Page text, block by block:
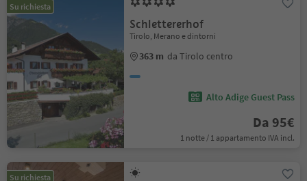
Su richiesta
Schlettererhof
Tirolo, Merano e dintorni
363 m da Tirolo centro
Alto Adige Guest Pass
Da 95€
1 notte / 1 appartamento IVA incl.
Su richiesta